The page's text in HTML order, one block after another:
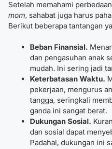
Setelah memahami perbedaan
mom, sahabat juga harus
Berikut beberapa tantangan
Beban Finansial.
dan pengasuhan anak
mudah. Ini sering jadi
Keterbatasan Waktu.
pekerjaan, mengurus
tangga, seringkali
ganda ini sangat berat.
Dukungan Sosial.
dan sosial dapat
Padahal, dukungan ini